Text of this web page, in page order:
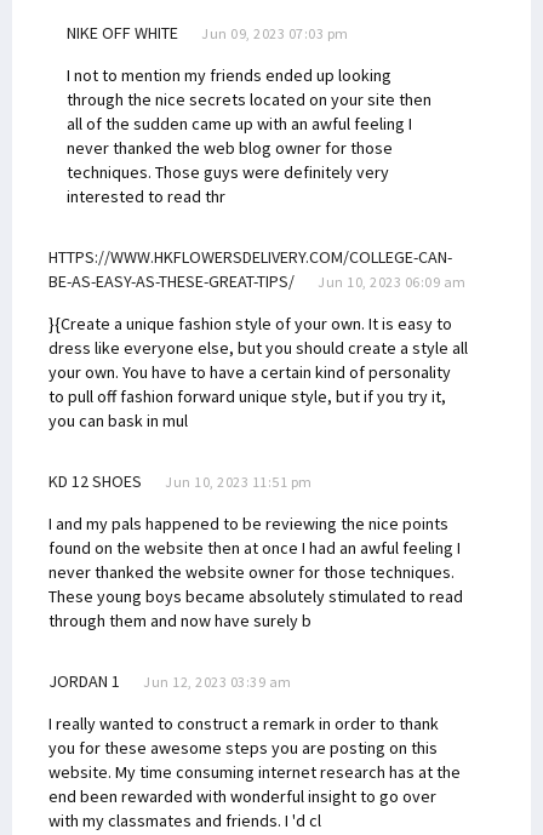
NIKE OFF WHITE Jun 09, 2023 07:03 pm
I not to mention my friends ended up looking
through the nice secrets located on your site then
all of the sudden came up with an awful feeling I
never thanked the web blog owner for those
techniques. Those guys were definitely very
interested to read thr
HTTPS://WWW.HKFLOWERSDELIVERY.COM/COLLEGE-CAN-
BE-AS-EASY-AS-THESE-GREAT-TIPS/
Jun 10, 2023 06:09 am
}{Create a unique fashion style of your own. It is easy to
dress like everyone else, but you should create a style all
your own. You have to have a certain kind of personality
to pull off fashion forward unique style, but if you try it,
you can bask in mul
KD 12 SHOES Jun 10, 2023 11:51 pm
I and my pals happened to be reviewing the nice points
found on the website then at once I had an awful feeling I
never thanked the website owner for those techniques.
These young boys became absolutely stimulated to read
through them and now have surely b
JORDAN 1 Jun 12, 2023 03:39 am
I really wanted to construct a remark in order to thank
you for these awesome steps you are posting on this
website. My time consuming internet research has at the
end been rewarded with wonderful insight to go over
with my classmates and friends. I 'd cl